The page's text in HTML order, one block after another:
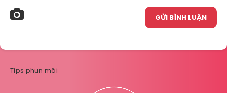
GỬI BÌNH LUẬN
Tips phun môi